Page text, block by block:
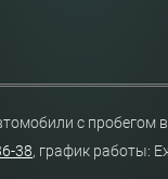
с пробегом
38, график работы: